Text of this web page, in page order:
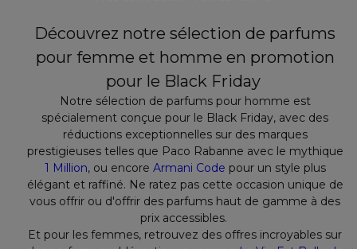
Découvrez notre sélection de parfums
pour femme et homme en promotion
pour le Black Friday
Notre sélection de parfums pour homme est
spécialement conçue pour le Black Friday, avec des
réductions exceptionnelles sur des marques
prestigieuses telles que Paco Rabanne avec le mythique
1 Million, ou encore Armani Code pour un style plus
élégant et raffiné. Ne ratez pas cette occasion unique de
vous offrir ou d'offrir des parfums haut de gamme à des
prix accessibles.
Et pour les femmes, retrouvez des offres incroyables sur